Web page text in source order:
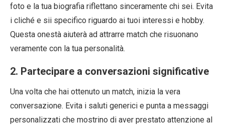
foto e la tua biografia riflettano sinceramente chi sei. Evita
i cliché e sii specifico riguardo ai tuoi interessi e hobby.
Questa onestà aiuterà ad attrarre match che risuonano
veramente con la tua personalità.
2. Partecipare a conversazioni significative
Una volta che hai ottenuto un match, inizia la vera
conversazione. Evita i saluti generici e punta a messaggi
personalizzati che mostrino di aver prestato attenzione al